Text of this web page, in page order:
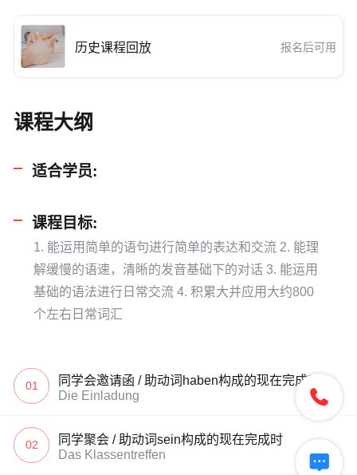
历史课程回放 报名后可用
课程大纲
适合学员:
课程目标:
1. 能运用简单的语句进行简单的表达和交流 2. 能理
解缓慢的语速，清晰的发音基础下的对话 3. 能运用
基础的语法进行日常交流 4. 积累大并应用大约800
个左右日常词汇
01
同学会邀请函 / 助动词haben构成的现在完成时
Die Einladung
02
同学聚会 / 助动词sein构成的现在完成时
Das Klassentreffen

